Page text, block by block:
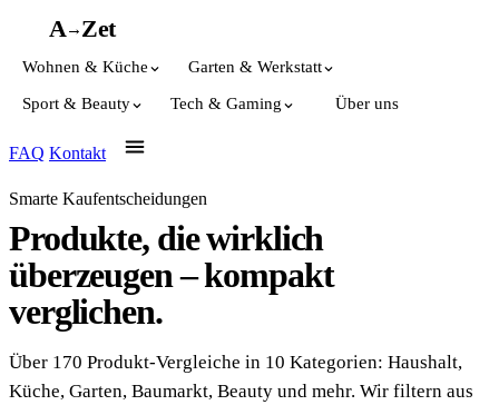
A→Zet
Wohnen & Küche Garten & Werkstatt
Sport & Beauty Tech & Gaming Über uns
FAQ Kontakt
Smarte Kaufentscheidungen
Produkte, die wirklich
überzeugen – kompakt
verglichen.
Über 170 Produkt-Vergleiche in 10 Kategorien: Haushalt,
Küche, Garten, Baumarkt, Beauty und mehr. Wir filtern aus